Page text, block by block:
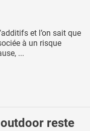
et l’on sait que
à un risque
...
outdoor reste